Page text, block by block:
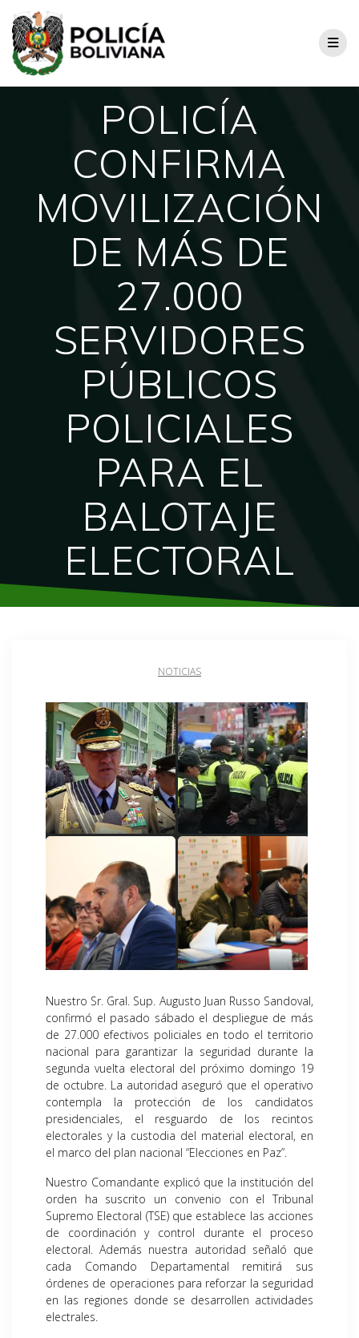
POLICÍA
CONFIRMA
MOVILIZACIÓN
DE MÁS DE
27.000
SERVIDORES
PÚBLICOS
POLICIALES
PARA EL
BALOTAJE
ELECTORAL
NOTICIAS
Nuestro Sr. Gral. Sup. Augusto Juan Russo Sandoval,
confirmó el pasado sábado el despliegue de más
de 27.000 efectivos policiales en todo el territorio
nacional para garantizar la seguridad durante la
segunda vuelta electoral del próximo domingo 19
de octubre. La autoridad aseguró que el operativo
contempla la protección de los candidatos
presidenciales, el resguardo de los recintos
electorales y la custodia del material electoral, en
el marco del plan nacional “Elecciones en Paz”.
Nuestro Comandante explicó que la institución del
orden ha suscrito un convenio con el Tribunal
Supremo Electoral (TSE) que establece las acciones
de coordinación y control durante el proceso
electoral. Además nuestra autoridad señaló que
cada Comando Departamental remitirá sus
órdenes de operaciones para reforzar la seguridad
en las regiones donde se desarrollen actividades
electrales.